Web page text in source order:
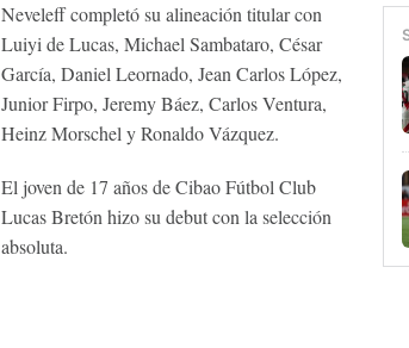
Neveleff completó su alineación titular con
Luiyi de Lucas, Michael Sambataro, César
García, Daniel Leornado, Jean Carlos López,
Junior Firpo, Jeremy Báez, Carlos Ventura,
Heinz Morschel y Ronaldo Vázquez.
El joven de 17 años de Cibao Fútbol Club
Lucas Bretón hizo su debut con la selección
absoluta.